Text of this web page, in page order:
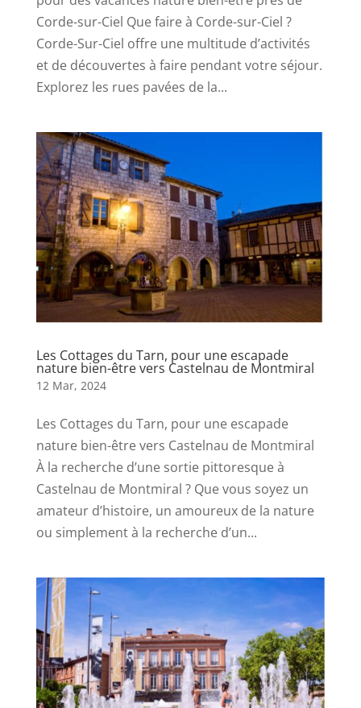
Corde-sur-Ciel Que faire à Corde-sur-Ciel ?
Corde-Sur-Ciel offre une multitude d’activités
et de découvertes à faire pendant votre séjour.
Explorez les rues pavées de la...
Les Cottages du Tarn, pour une escapade
nature bien-être vers Castelnau de Montmiral
12 Mar, 2024
Les Cottages du Tarn, pour une escapade
nature bien-être vers Castelnau de Montmiral
À la recherche d’une sortie pittoresque à
Castelnau de Montmiral ? Que vous soyez un
amateur d’histoire, un amoureux de la nature
ou simplement à la recherche d’un...